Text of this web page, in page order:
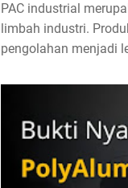
PAC industrial
limbah industri.
pengolahan menjadi